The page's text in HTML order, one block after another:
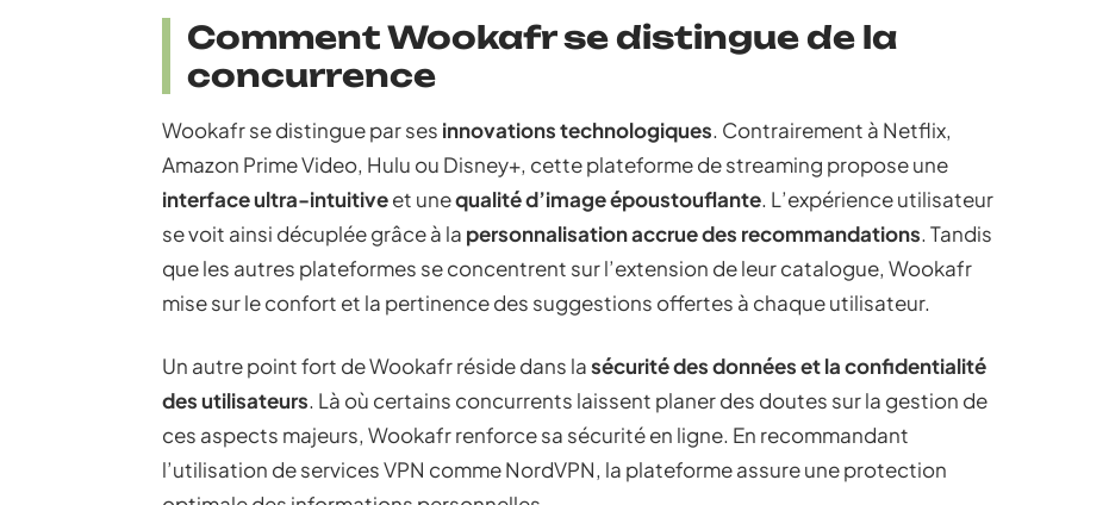
Comment Wookafr se distingue de la
concurrence
Wookafr se distingue par ses innovations technologiques. Contrairement à Netflix,
Amazon Prime Video, Hulu ou Disney+, cette plateforme de streaming propose une
interface ultra-intuitiveet unequalité d’image époustouflante. L’expérience utilisateur
se voit ainsi décuplée grâce à la personnalisation accrue des recommandations. Tandis
que les autres plateformes se concentrent sur l’extension de leur catalogue, Wookafr
mise sur le confort et la pertinence des suggestions offertes à chaque utilisateur.
Un autre point fort de Wookafr réside dans lasécurité des données et la confidentialité
des utilisateurs. Là où certains concurrents laissent planer des doutes sur la gestion de
ces aspects majeurs, Wookafr renforce sa sécurité en ligne. En recommandant
l’utilisation de services VPN comme NordVPN, la plateforme assure une protection